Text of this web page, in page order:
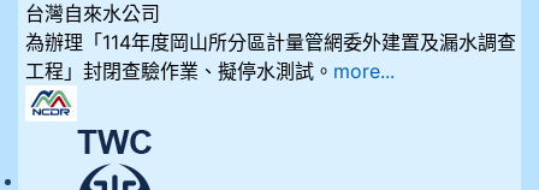
台灣自來水公司
為辦理「114年度岡山所分區計量管網委外建置及漏水調查
工程」封閉查驗作業、擬停水測試。 more...